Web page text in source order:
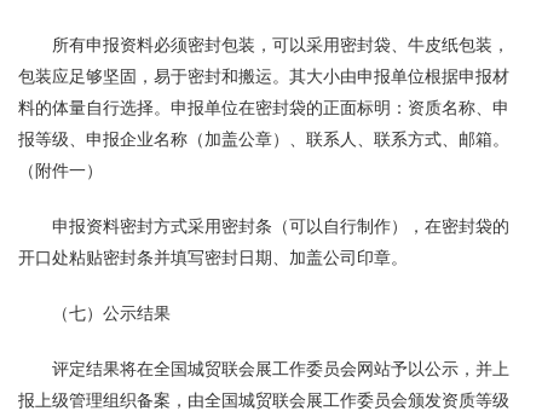
所有申报资料必须密封包装，可以采用密封袋、牛皮纸包装，
包装应足够坚固，易于密封和搬运。其大小由申报单位根据申报材
料的体量自行选择。申报单位在密封袋的正面标明：资质名称、申
报等级、申报企业名称（加盖公章）、联系人、联系方式、邮箱。
（附件一）
申报资料密封方式采用密封条（可以自行制作），在密封袋的
开口处粘贴密封条并填写密封日期、加盖公司印章。
（七）公示结果
评定结果将在全国城贸联会展工作委员会网站予以公示，并上
报上级管理组织备案，由全国城贸联会展工作委员会颁发资质等级